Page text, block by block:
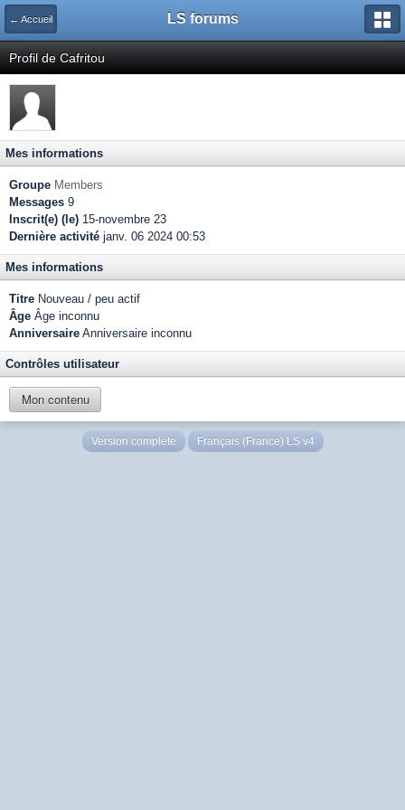
← Accueil LS forums
Profil de Cafritou
Mes informations
Groupe Members
Messages 9
Inscrit(e) (le) 15-novembre 23
Dernière activité janv. 06 2024 00:53
Mes informations
Titre Nouveau / peu actif
Âge Âge inconnu
Anniversaire Anniversaire inconnu
Contrôles utilisateur
Mon contenu
Version complète Français (France) LS v4